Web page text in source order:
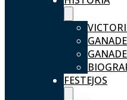
FESTEJOS